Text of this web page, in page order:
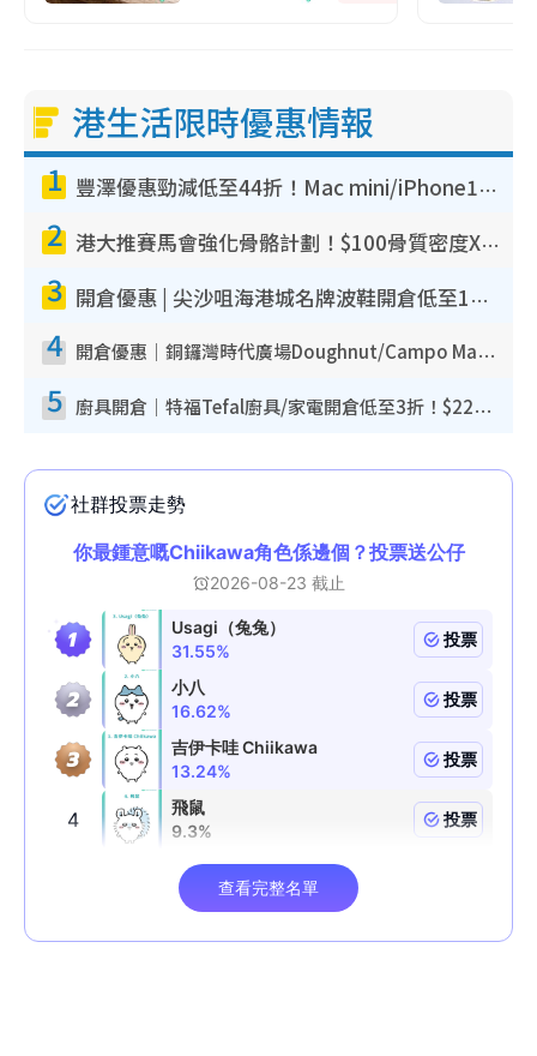
港生活限時優惠情報
1 豐澤優惠勁減低至44折！Mac mini/iPhone17Pro大減價！廚房家電$220起
2 港大推賽馬會強化骨骼計劃！$100骨質密度X光檢查 完成免費運動訓練送超市禮券！附參加資格
3 開倉優惠 | 尖沙咀海港城名牌波鞋開倉低至1折！On鞋$899起／Joy&Peace鞋履$98起
4 開倉優惠｜銅鑼灣時代廣場Doughnut/Campo Marzio開倉低至1折！背囊、書包、手袋劈價$200起
5 廚具開倉｜特福Tefal廚具/家電開倉低至3折！$220起買平底鍋/炒鑊/湯煲！電飯煲/吸塵機/燙斗$418起